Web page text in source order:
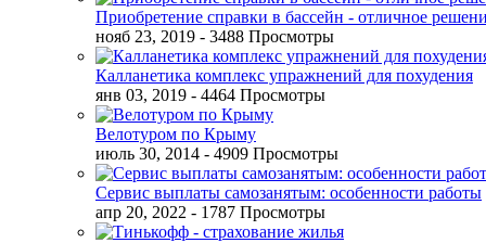
Приобретение справки в бассейн - отличное
нояб 23, 2019 - 3488 Просмотры
Калланетика комплекс упражнений для похудения
янв 03, 2019 - 4464 Просмотры
Велотуром по Крыму
июль 30, 2014 - 4909 Просмотры
Сервис выплаты самозанятым: особенности работы
апр 20, 2022 - 1787 Просмотры